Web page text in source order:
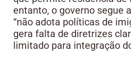
entanto, o governo segue
“não adota políticas de
gera falta de diretrizes
limitado para integração